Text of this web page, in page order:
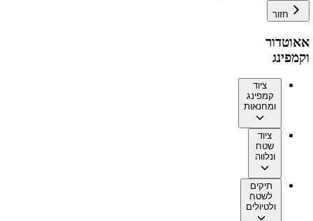
חזור
אאוטדור
וקמפינג
ציוד
קמפינג
ומחנאות
ציוד
שטח
ונלווה
תיקים
לשטח
ולטיולים